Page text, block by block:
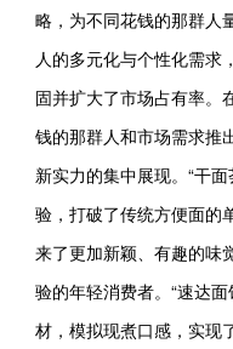
略，为不同花钱的那群人
人的多元化与个性化需求
固并扩大了市场占有率。
钱的那群人和市场需求推
新实力的集中展现。“干
验，打破了传统方便面的
来了更加新颖、有趣的味
验的年轻消费者。“速达
材，模拟现煮口感，实现